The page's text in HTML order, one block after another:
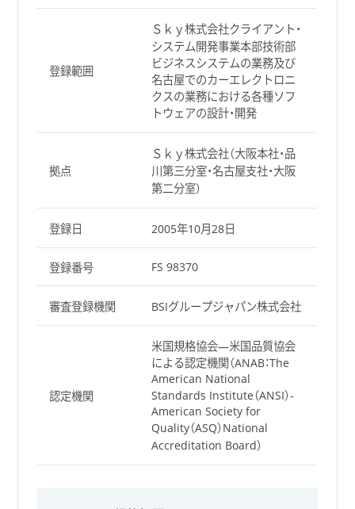
登録範囲
Ｓｋｙ株式会社クライアント・
システム開発事業本部技術部
ビジネスシステムの業務及び
名古屋でのカーエレクトロニ
クスの業務における各種ソフ
トウェアの設計・開発
拠点
Ｓｋｙ株式会社（大阪本社・品
川第三分室・名古屋支社・大阪
第二分室）
登録日 2005年10月28日
登録番号 FS 98370
審査登録機関 BSIグループジャパン株式会社
認定機関
米国規格協会―米国品質協会
による認定機関（ANAB：The
American National
Standards Institute（ANSI）-
American Society for
Quality（ASQ）National
Accreditation Board）